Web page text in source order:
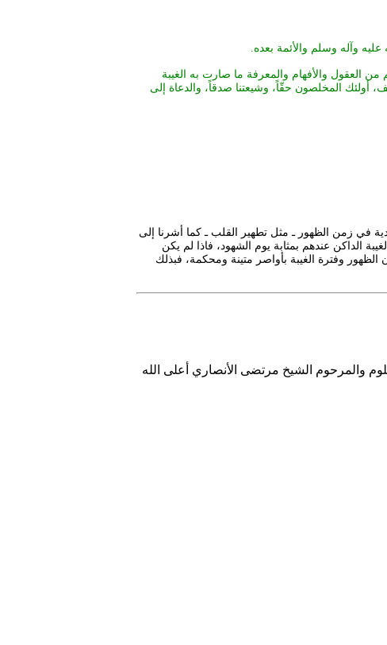
وآله وسلم والأئمة بعده.
من العقول والأفهام والمعرفة ما صارت به الغيبة
أولئك المخلصون حقّاً، وشيعتنا صدقاً، والدعاة إلى
في زمن الظهور ـ مثل تطهير القلب ـ كما أشرنا إلى
الداكن عندهم بمثابة يوم الشهود، فاذا لم يكن
الظهور وفترة الغيبة بأواصر متينة ومحكمة، فبذلك
والمرحوم الشيخ مرتضى الأنصاري أعلى الله